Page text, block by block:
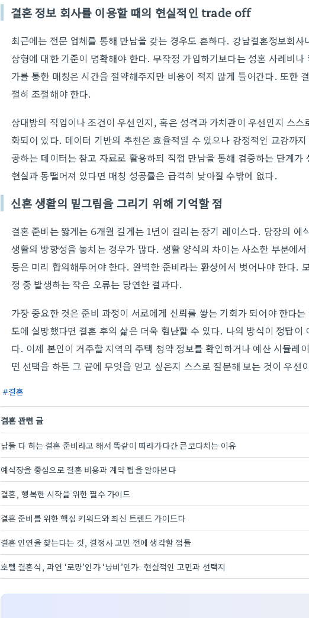
결혼 정보 회사를 이용할 때의 현실적인 trade off
최근에는 전문 업체를 통해 만남을 갖는 경우도 흔하다. 강남결혼정보회
상형에 대한 기준이 명확해야 한다. 무작정 가입하기보다는 성혼 사례비
가를 통한 매칭은 시간을 절약해주지만 비용이 적지 않게 들어간다. 또한
절히 조절해야 한다.
상대방의 직업이나 조건이 우선인지, 혹은 성격과 가치관이 우선인지 스
화되어 있다. 데이터 기반의 추천은 효율적일 수 있으나 감정적인 교감까
공하는 데이터는 참고 자료로 활용하되 직접 만남을 통해 검증하는 단계
현실과 동떨어져 있다면 매칭 성공률은 급격히 낮아질 수밖에 없다.
신혼 생활의 밑그림을 그리기 위해 기억할 점
결혼 준비는 짧게는 6개월 길게는 1년이 걸리는 장기 레이스다. 당장의 예
생활의 방향성을 놓치는 경우가 많다. 생활 양식의 차이는 사소한 부분에
등은 미리 합의해두어야 한다. 완벽한 준비라는 환상에서 벗어나야 한다.
정 중 발생하는 작은 오류는 당연한 결과다.
가장 중요한 것은 준비 과정이 서로에게 신뢰를 쌓는 기회가 되어야 한다
도에 실망했다면 결혼 후의 삶은 더욱 험난할 수 있다. 나의 방식이 정답이
다. 이제 본인이 거주할 지역의 주택 청약 정보를 확인하거나 예산 시뮬레
떤 선택을 하든 그 끝에 무엇을 얻고 싶은지 스스로 질문해 보는 것이 우선
결혼
결혼 관련 글
남들 다 하는 결혼 준비라고 해서 똑같이 따라가다간 큰코다치는 이유
예식장을 중심으로 결혼 비용과 계약 팁을 알아본다
결혼, 행복한 시작을 위한 필수 가이드
결혼 준비를 위한 핵심 키워드와 최신 트렌드 가이드다
결혼 인연을 찾는다는 것, 결정사 고민 전에 생각할 점들
호텔 결혼식, 과연 ‘로망’인가 ‘낭비’인가: 현실적인 고민과 선택지